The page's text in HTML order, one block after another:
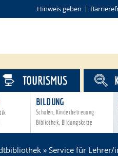
Hinweis geben
BILDUNG
Schulen, Kinderbetreuung
Bibliothek, Bildungskette
TOURISMUS
» Service für Lehrer/